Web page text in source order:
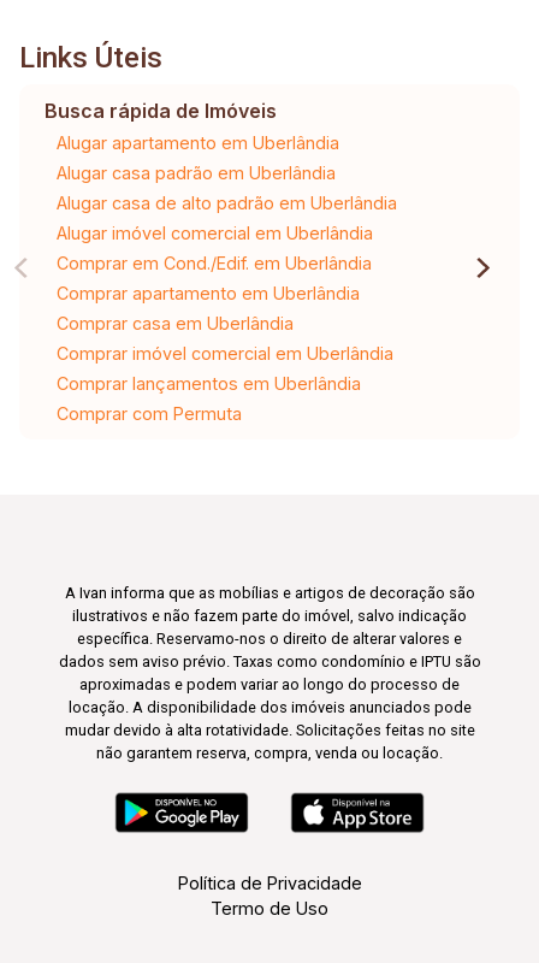
Links Úteis
Busca rápida de Imóveis
Alugar apartamento em Uberlândia
Alugar casa padrão em Uberlândia
Alugar casa de alto padrão em Uberlândia
Alugar imóvel comercial em Uberlândia
Comprar em Cond./Edif. em Uberlândia
Comprar apartamento em Uberlândia
Comprar casa em Uberlândia
Comprar imóvel comercial em Uberlândia
Comprar lançamentos em Uberlândia
Comprar com Permuta
A Ivan informa que as mobílias e artigos de decoração são
ilustrativos e não fazem parte do imóvel, salvo indicação
específica. Reservamo-nos o direito de alterar valores e
dados sem aviso prévio. Taxas como condomínio e IPTU são
aproximadas e podem variar ao longo do processo de
locação. A disponibilidade dos imóveis anunciados pode
mudar devido à alta rotatividade. Solicitações feitas no site
não garantem reserva, compra, venda ou locação.
Política de Privacidade
Termo de Uso